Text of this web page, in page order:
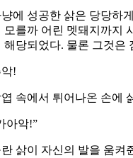
에 성공한 삵은 당당하
모를까 어린 멧돼지까지
해당되었다. 물론 그것은
!
속에서 튀어나온 손에
아악!”
삵이 자신의 발을 움켜